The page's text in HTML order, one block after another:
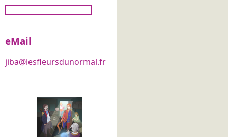
eMail
jiba@lesfleursdunormal.fr